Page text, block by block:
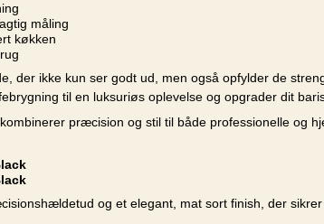
måling
køkken
der ikke kun ser godt ud, men også opfylder de
til en luksuriøs oplevelse og opgrader dit
præcision og stil til både professionelle og
og et elegant, mat sort finish, der